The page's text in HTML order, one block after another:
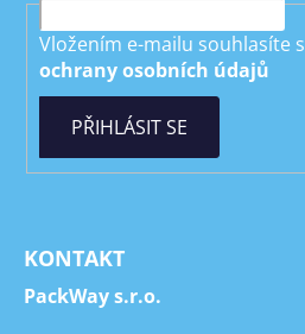
Vložením e-mailu souhlasíte s
ochrany osobních údajů
PŘIHLÁSIT SE
KONTAKT
PackWay s.r.o.